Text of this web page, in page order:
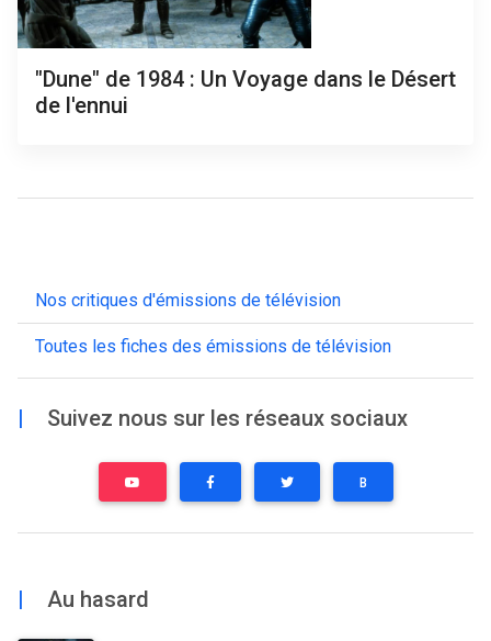
"Dune" de 1984 : Un Voyage dans le Désert
de l'ennui
Nos critiques d'émissions de télévision
Toutes les fiches des émissions de télévision
Suivez nous sur les réseaux sociaux
B
Au hasard